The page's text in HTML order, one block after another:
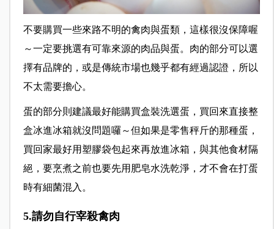
不要購買一些來路不明的禽肉與蛋類，這樣很沒保障喔
～一定要挑選有可靠來源的肉品與蛋。肉的部分可以選
擇有品牌的，或是傳統市場也幾乎都有經過認證，所以
不太需要擔心。
蛋的部分則建議最好能購買盒裝洗選蛋，買回來直接整
盒冰進冰箱就沒問題囉～但如果是零售秤斤的那種蛋，
買回家最好用塑膠袋包起來再放進冰箱，與其他食材隔
絕，要烹煮之前也要先用肥皂水洗乾淨，才不會在打蛋
時有細菌混入。
5.請勿自行宰殺禽肉